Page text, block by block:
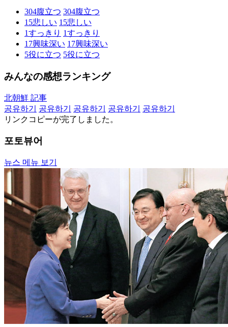
304腹立つ 304腹立つ
15悲しい 15悲しい
1すっきり 1すっきり
17興味深い 17興味深い
5役に立つ 5役に立つ
みんなの感想ランキング
北朝鮮 記事
공유하기
공유하기 공유하기 공유하기
공유하기
リンクコピーが完了しました。
포토뷰어
뉴스 메뉴 보기